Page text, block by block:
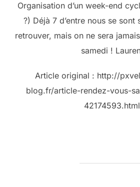
Organisation d’un week-end
?) Déjà 7 d’entre nous se sont
retrouver, mais on ne sera
samedi !
Article original : http://
blog.fr/article-rendez-vous-
42174593.html